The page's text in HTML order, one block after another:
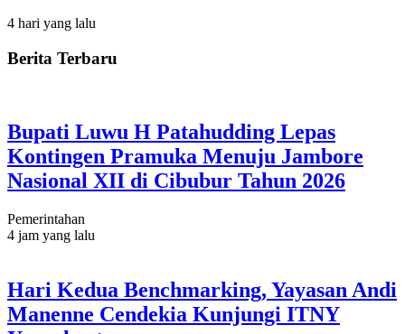
4 hari yang lalu
Berita Terbaru
Bupati Luwu H Patahudding Lepas
Kontingen Pramuka Menuju Jambore
Nasional XII di Cibubur Tahun 2026
Pemerintahan
4 jam yang lalu
Hari Kedua Benchmarking, Yayasan Andi
Manenne Cendekia Kunjungi ITNY